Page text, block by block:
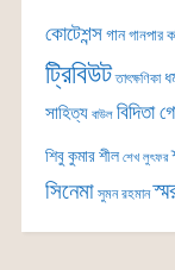
কোটেশন্সগান গানপার
ট্রিবিউট তাৎক্ষণিকা
সাহিত্য বাউল বিদিতা
শিবু কুমার শীল শেখ লুৎফর
সিনেমা সুমন রহমান